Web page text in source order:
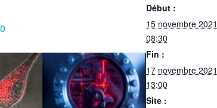
Début :
15 novembre
08:30
Fin :
17 novembre
13:00
Site :